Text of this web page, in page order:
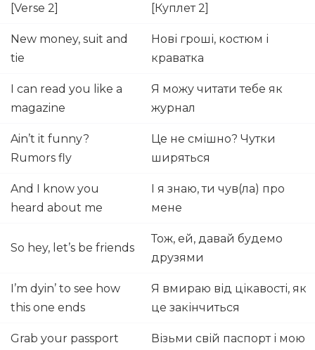
[Verse 2] [Куплет 2]
New money, suit and
tie
Нові гроші, костюм і
краватка
I can read you like a
magazine
Я можу читати тебе як
журнал
Ain’t it funny?
Rumors fly
Це не смішно? Чутки
ширяться
And I know you
heard about me
І я знаю, ти чув(ла) про
мене
So hey, let’s be friends
Тож, ей, давай будемо
друзями
I’m dyin’ to see how
this one ends
Я вмираю від цікавості, як
це закінчиться
Grab your passport
Візьми свій паспорт і мою